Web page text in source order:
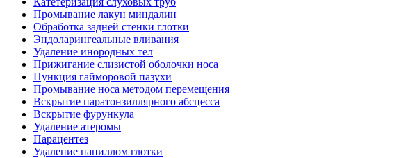
Промывание лакун миндалин
Обработка задней стенки глотки
Эндоларингеальные вливания
Удаление инородных тел
Прижигание слизистой оболочки носа
Пункция гайморовой пазухи
Промывание носа методом перемещения
Вскрытие паратонзиллярного абсцесса
Вскрытие фурункула
Удаление атеромы
Парацентез
Удаление папиллом глотки